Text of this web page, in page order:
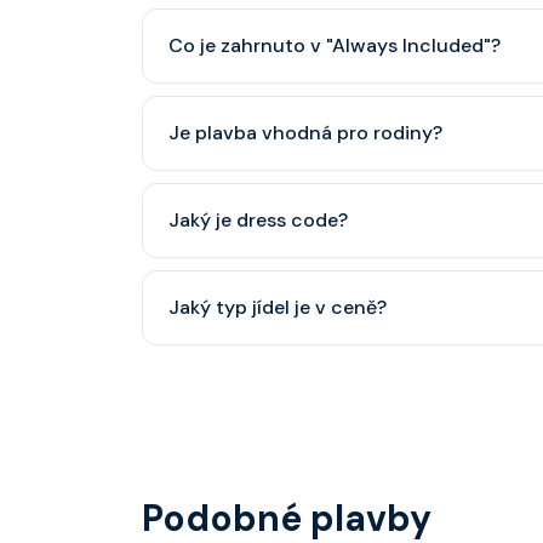
Co je zahrnuto v "Always Included"?
Je plavba vhodná pro rodiny?
dětský klub (od 3 let).
Jaký je dress code?
smoking.
Jaký typ jídel je v ceně?
Podobné plavby